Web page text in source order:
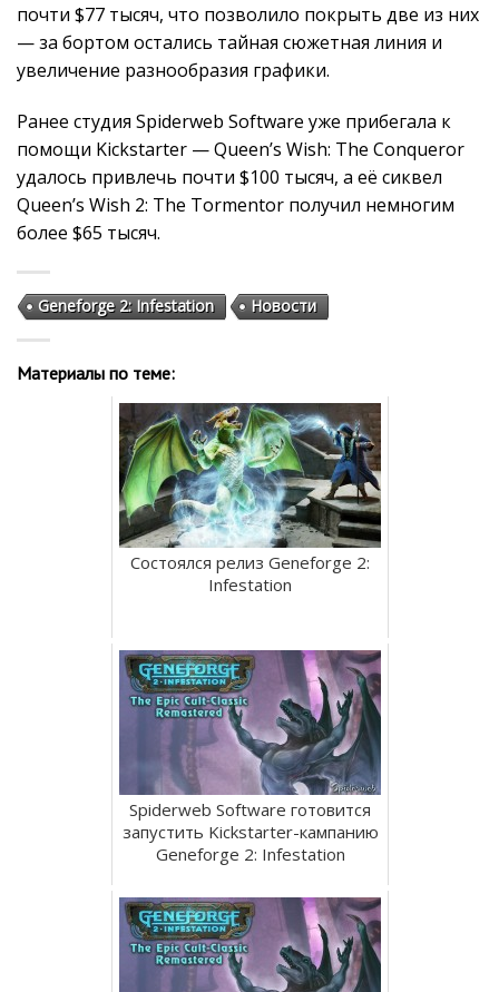
почти $77 тысяч, что позволило покрыть две из них
— за бортом остались тайная сюжетная линия и
увеличение разнообразия графики.
Ранее студия Spiderweb Software уже прибегала к
помощи Kickstarter — Queen’s Wish: The Conqueror
удалось привлечь почти $100 тысяч, а её сиквел
Queen’s Wish 2: The Tormentor получил немногим
более $65 тысяч.
Geneforge 2: Infestation Новости
Материалы по теме:
Состоялся релиз Geneforge 2:
Infestation
Spiderweb Software готовится
запустить Kickstarter-кампанию
Geneforge 2: Infestation